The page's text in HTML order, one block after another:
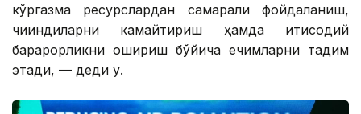
кўргазма ресурслардан самарали фойдаланиш,
чиқиндиларни камайтириш ҳамда иқтисодий
барқарорликни ошириш бўйича ечимларни тақдим
этади, — деди у.